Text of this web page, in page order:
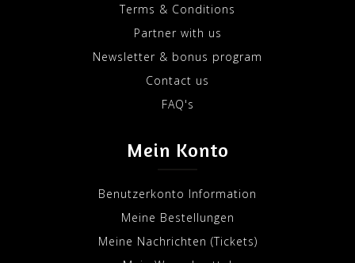
Terms & Conditions
Partner with us
Newsletter & bonus program
Contact us
FAQ's
Mein Konto
Benutzerkonto Information
Meine Bestellungen
Meine Nachrichten (Tickets)